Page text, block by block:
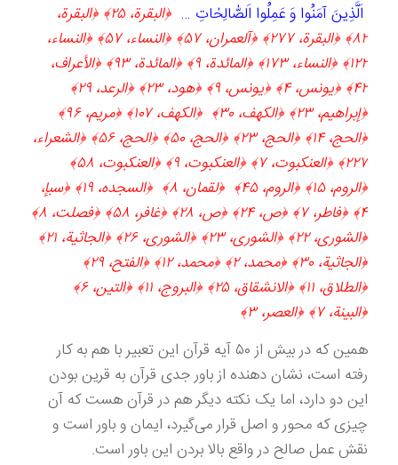
اَلَّذِينَ آمَنُوا وَ عَمِلُوا اَلصّٰالِحٰاتِ …
﴿البقرة، ۲۵﴾ ﴿البقرة،
۸۲﴾ ﴿البقرة، ۲۷۷﴾ ﴿آل‏عمران‏، ۵۷﴾ ﴿النساء، ۵۷﴾ ﴿النساء،
۱۲۲﴾ ﴿النساء، ۱۷۳﴾ ﴿المائدة، ۹﴾ ﴿المائدة، ۹۳﴾ ﴿الأعراف‏،
۴۲﴾ ﴿يونس‏، ۴﴾ ﴿يونس‏، ۹﴾ ﴿هود، ۲۳﴾ ﴿الرعد، ۲۹﴾
﴿إبراهيم‏، ۲۳﴾ ﴿الكهف‏، ۳۰﴾ ﴿الكهف‏، ۱۰۷﴾ ﴿مريم‏، ۹۶﴾
﴿الحج‏، ۱۴﴾ ﴿الحج‏، ۲۳﴾ ﴿الحج‏، ۵۰﴾ ﴿الحج‏، ۵۶﴾ ﴿الشعراء،
۲۲۷﴾ ﴿العنكبوت‏، ۷﴾ ﴿العنكبوت‏، ۹﴾ ﴿العنكبوت‏، ۵۸﴾
﴿الروم‏، ۱۵﴾ ﴿الروم‏، ۴۵﴾ ﴿لقمان‏، ۸﴾ ﴿السجده‏، ۱۹﴾ ﴿سبإ،
۴﴾ ﴿فاطر، ۷﴾ ﴿ص‏، ۲۴﴾ ﴿ص‏، ۲۸﴾ ﴿غافر، ۵۸﴾ ﴿فصلت‏، ۸﴾
﴿الشورى‏، ۲۲﴾ ﴿الشورى‏، ۲۳﴾ ﴿الشورى‏، ۲۶﴾ ﴿الجاثية، ۲۱﴾
﴿الجاثية، ۳۰﴾ ﴿محمد، ۲﴾ ﴿محمد، ۱۲﴾ ﴿الفتح‏، ۲۹﴾
﴿الطلاق‏، ۱۱﴾ ﴿الانشقاق‏، ۲۵﴾ ﴿البروج‏، ۱۱﴾ ﴿التين‏، ۶﴾
﴿البينة، ۷﴾ ﴿العصر، ۳﴾
همین که در بیش از ۵۰ آیه قرآن این تعبیر با هم به کار
رفته است، نشان دهنده از باور جدی قرآن به قرین بودن
این دو دارد، اما یک نکته دیگر هم در قرآن هست که آن
چیزی که محور و اصل قرار می‌گیرد، ایمان و باور است و
نقش عمل صالح در واقع بالا بردن این باور است.